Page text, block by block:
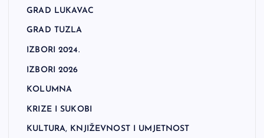
GRAD LUKAVAC
GRAD TUZLA
IZBORI 2024.
IZBORI 2026
KOLUMNA
KRIZE I SUKOBI
KULTURA, KNJIŽEVNOST I UMJETNOST